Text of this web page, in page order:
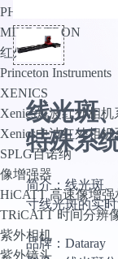
PHANTOM
MIKROTRON
红外相机
Princeton Instruments
XENICS
Xenics短波红外相
Xenics中波红外相机
SPLG百诺纳
像增强器
HiCATT 高速像增
TRiCATT 时间分辨
紫外相机
紫外镜头
线光斑
特殊系
简介：线光斑
寸线光斑的实
品牌：Dataray